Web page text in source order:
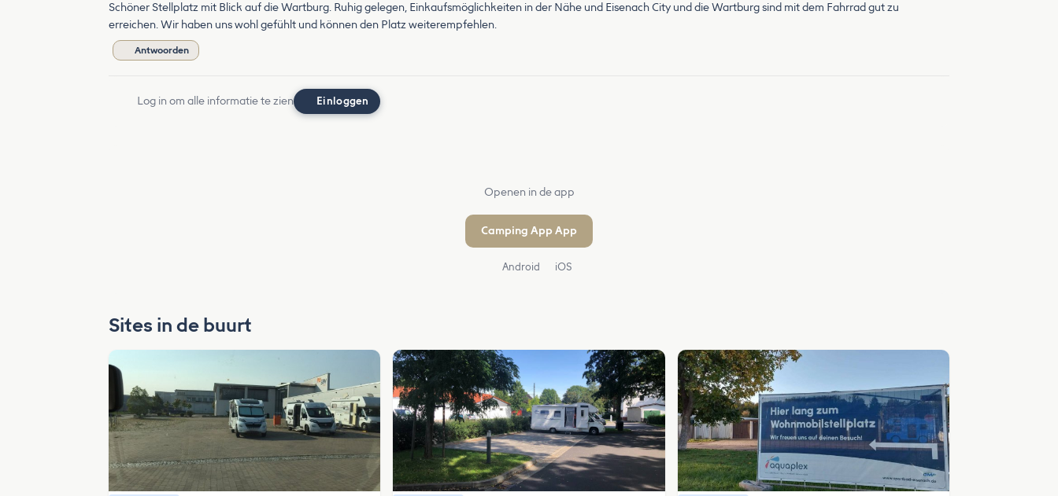
Schöner Stellplatz mit Blick auf die Wartburg. Ruhig gelegen, Einkaufsmöglichkeiten in der Nähe und Eisenach City und die Wartburg sind mit dem Fahrrad gut zu
erreichen. Wir haben uns wohl gefühlt und können den Platz weiterempfehlen.
Antwoorden
Log in om alle informatie te zien Einloggen
Openen in de app
Camping App App
Android iOS
Sites in de buurt